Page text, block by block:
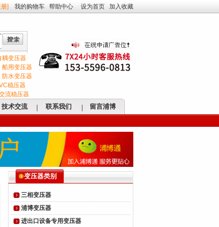
] 我的购物车 帮助中心 设为首页 加入收藏
耦变压器
船用变压器
防水变压器
稳压器
流稳压器
技术交流 联系我们 留言浦博
变压器类别
三相变压器
浦博变压器
进出口设备专用变压器